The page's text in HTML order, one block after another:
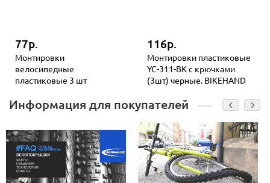
77р.
Монтировки
велосипедные
пластиковые 3 шт
116р.
Монтировки пластиковые
YC-311-BK с крючками
(3шт) черные. BIKEHAND
Информация для покупателей